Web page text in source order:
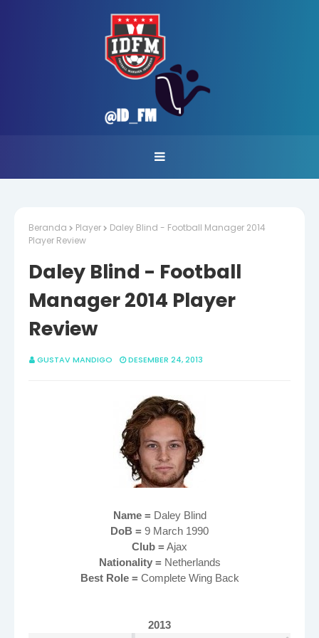
Beranda Player
Daley Blind - Football Manager 2014
Player Review
Daley Blind - Football
Manager 2014 Player
Review
GUSTAV MANDIGO DESEMBER 24, 2013
Name = Daley Blind
DoB = 9 March 1990
Club = Ajax
Nationality = Netherlands
Best Role = Complete Wing Back
2013